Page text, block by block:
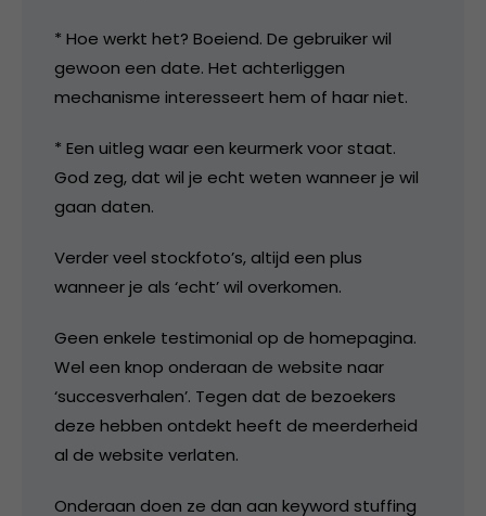
* Hoe werkt het? Boeiend. De gebruiker wil
gewoon een date. Het achterliggen
mechanisme interesseert hem of haar niet.
* Een uitleg waar een keurmerk voor staat.
God zeg, dat wil je echt weten wanneer je wil
gaan daten.
Verder veel stockfoto’s, altijd een plus
wanneer je als ‘echt’ wil overkomen.
Geen enkele testimonial op de homepagina.
Wel een knop onderaan de website naar
‘succesverhalen’. Tegen dat de bezoekers
deze hebben ontdekt heeft de meerderheid
al de website verlaten.
Onderaan doen ze dan aan keyword stuffing